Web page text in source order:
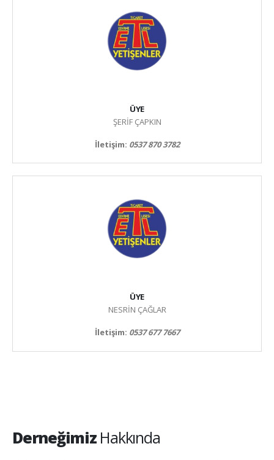
ÜYE
ŞERİF ÇAPKIN
İletişim: 0537 870 3782
ÜYE
NESRİN ÇAĞLAR
İletişim: 0537 677 7667
DerneğimizHakkında